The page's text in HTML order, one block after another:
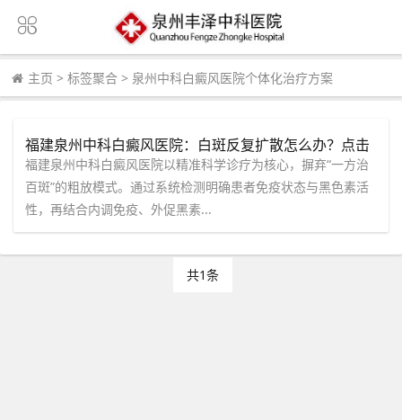
主页 > 标签聚合 > 泉州中科白癜风医院个体化治疗方案
福建泉州中科白癜风医院：白斑反复扩散怎么办？点击
了解“内调外促”个体化方案，在线咨询助您稳步复色
福建泉州中科白癜风医院以精准科学诊疗为核心，摒弃“一方治
百斑”的粗放模式。通过系统检测明确患者免疫状态与黑色素活
性，再结合内调免疫、外促黑素...
共1条